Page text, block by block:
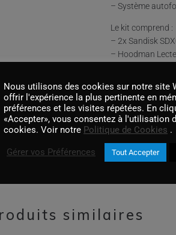
– Système
Le kit comprend :
– 2x Sandisk
– Hoodman
– Sony BC-VW1
– Cable vidéo
Vous pouvez
Disponible en 4
similaires
Nous utilisons des cookies sur notre site
offrir l'expérience la plus pertinente en
préférences et les visites répétées. En
«Accepter», vous consentez à l'utilisation
cookies. Voir notre Politique de Cookies .
Gérer vos Préférences Tout Accepter